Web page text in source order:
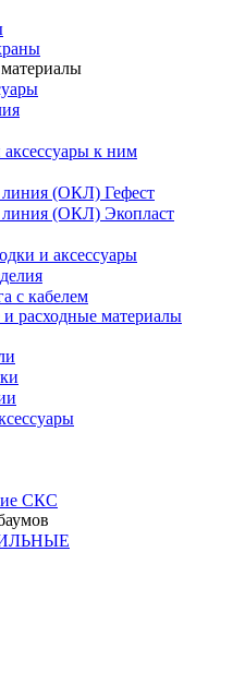
к ним
линия (ОКЛ) Гефест
линия (ОКЛ) Экопласт
и аксессуары
с кабелем
расходные материалы
СКС